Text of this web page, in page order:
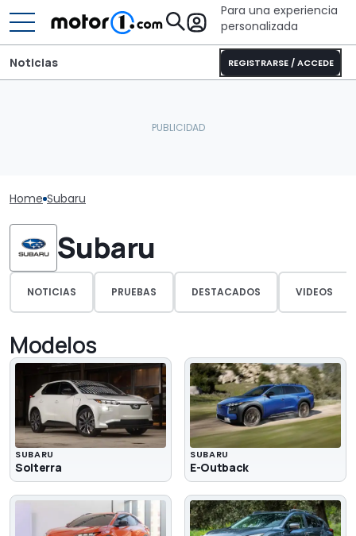
Para una experiencia
personalizada
REGISTRARSE / ACCEDE
Noticias
Home Subaru
Subaru
NOTICIAS PRUEBAS DESTACADOS VIDEOS
Modelos
SUBARU
Solterra
SUBARU
E-Outback